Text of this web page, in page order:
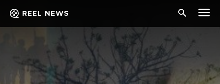
REEL NEWS